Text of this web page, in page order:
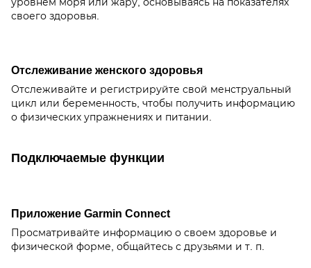
своего здоровья.
Отслеживание женского здоровья
Отслеживайте и регистрируйте свой менструальный
цикл или беременность, чтобы получить информацию
о физических упражнениях и питании.
Подключаемые функции
Приложение Garmin Connect
Просматривайте информацию о своем здоровье и
физической форме, общайтесь с друзьями и т. п.